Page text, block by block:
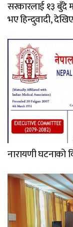
सरकारलाई १३ बुँदे
भए हिन्दुवादी,
नारायणी घटनाको